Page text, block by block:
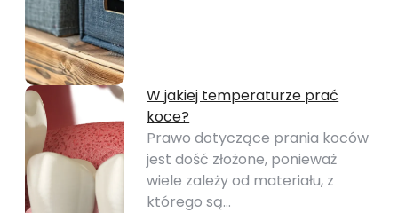
W jakiej temperaturze prać
koce?
Prawo dotyczące prania koców
jest dość złożone, ponieważ
wiele zależy od materiału, z
którego są…